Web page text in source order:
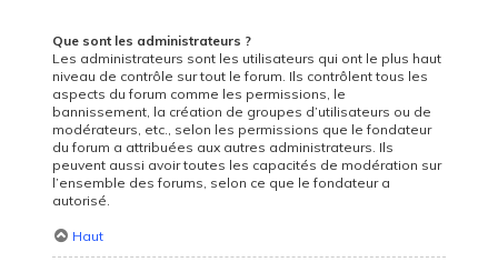
Que sont les administrateurs ?
Les administrateurs sont les utilisateurs qui ont le plus haut
niveau de contrôle sur tout le forum. Ils contrôlent tous les
aspects du forum comme les permissions, le
bannissement, la création de groupes d’utilisateurs ou de
modérateurs, etc., selon les permissions que le fondateur
du forum a attribuées aux autres administrateurs. Ils
peuvent aussi avoir toutes les capacités de modération sur
l’ensemble des forums, selon ce que le fondateur a
autorisé.
Haut